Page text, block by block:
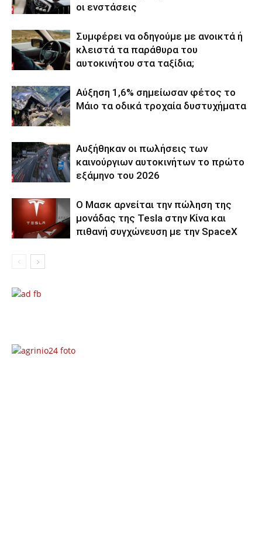
οι ενστάσεις
Συμφέρει να οδηγούμε με ανοικτά ή
κλειστά τα παράθυρα του
αυτοκινήτου στα ταξίδια;
Αύξηση 1,6% σημείωσαν φέτος το
Μάιο τα οδικά τροχαία δυστυχήματα
Αυξήθηκαν οι πωλήσεις των
καινούργιων αυτοκινήτων το πρώτο
εξάμηνο του 2026
Ο Μασκ αρνείται την πώληση της
μονάδας της Tesla στην Κίνα και
πιθανή συγχώνευση με την SpaceX